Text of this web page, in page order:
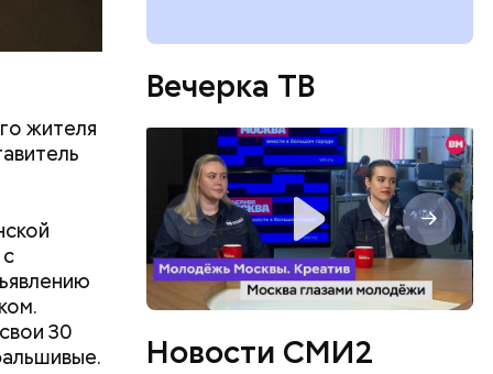
жителя
30
Вечерка ТВ
Новости СМИ2